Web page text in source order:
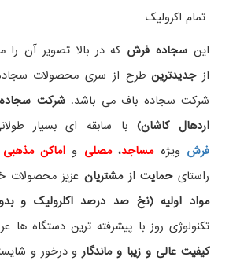
تمام اکرولیک
این سجاده فرش که در بالا تصویر آن
ازجدیدترینطرح از سری محصولات
شرکت سجاده باف می باشد.شرکت
اردهال کاشان)با سابقه ای بسیار
فرش ویژهمساجد،مصلی و اماکن مذهبی
راستایحمایت از مشتریانعزیز محصولات
مواد اولیه (نخ صد درصد اکلرولیک و
تکنولوژی روز با پیشرفته ترین دستگاه ها
کیفیت عالی و زیبا و ماندگارو درخور و